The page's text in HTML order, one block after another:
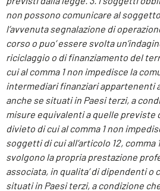
non possono comunicare al
l’avvenuta segnalazione di
corso o puo’ essere svolta
riciclaggio o di finanziamento del
cui al comma 1 non impedisce la
intermediari finanziari appartenenti
anche se situati in Paesi terzi, a
misure equivalenti a quelle previste
divieto di cui al comma 1 non
soggetti di cui all’articolo 12, comma
svolgono la propria prestazione
associata, in qualita’ di dipendenti o
situati in Paesi terzi, a condizione